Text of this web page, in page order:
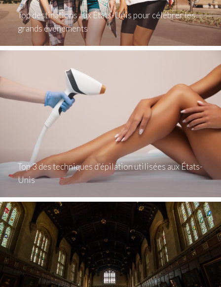
Top destinations aux États-Unis pour célébrer les
grands événements
Top 3 des techniques d’épilation utilisées aux États-
Unis